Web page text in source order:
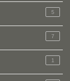
5
7
1